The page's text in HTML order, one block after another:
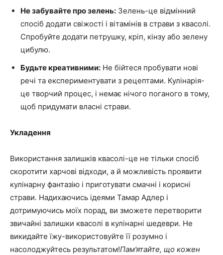
Не забувайте про зелень: Зелень-це відмінний
спосіб додати свіжості і вітамінів в страви з квасолі.
Спробуйте додати петрушку, кріп, кінзу або зелену
цибулю.
Будьте креативними: Не бійтеся пробувати нові
речі та експериментувати з рецептами. Кулінарія-
це творчий процес, і немає нічого поганого в тому,
щоб придумати власні страви.
Укладення
Використання залишків квасолі-це не тільки спосіб
скоротити харчові відходи, а й можливість проявити
кулінарну фантазію і приготувати смачні і корисні
страви. Надихаючись ідеями Тамар Адлер і
дотримуючись моїх порад, ви зможете перетворити
звичайні залишки квасолі в кулінарні шедеври. Не
викидайте їжу-використовуйте її розумно і
насолоджуйтесь результатом!Пам’ятайте, що кожен